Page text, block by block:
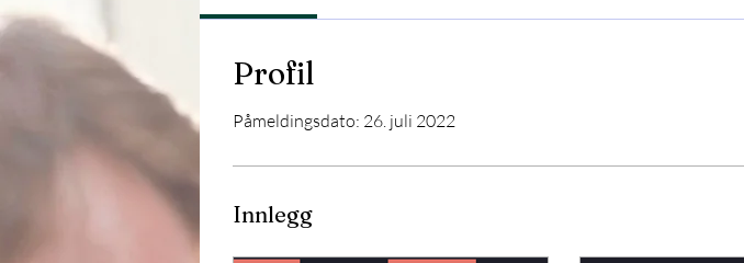
Profil
Påmeldingsdato: 26. juli 2022
Innlegg